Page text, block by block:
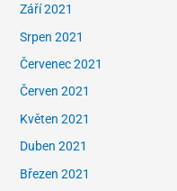
Září 2021
Srpen 2021
Červenec 2021
Červen 2021
Květen 2021
Duben 2021
Březen 2021